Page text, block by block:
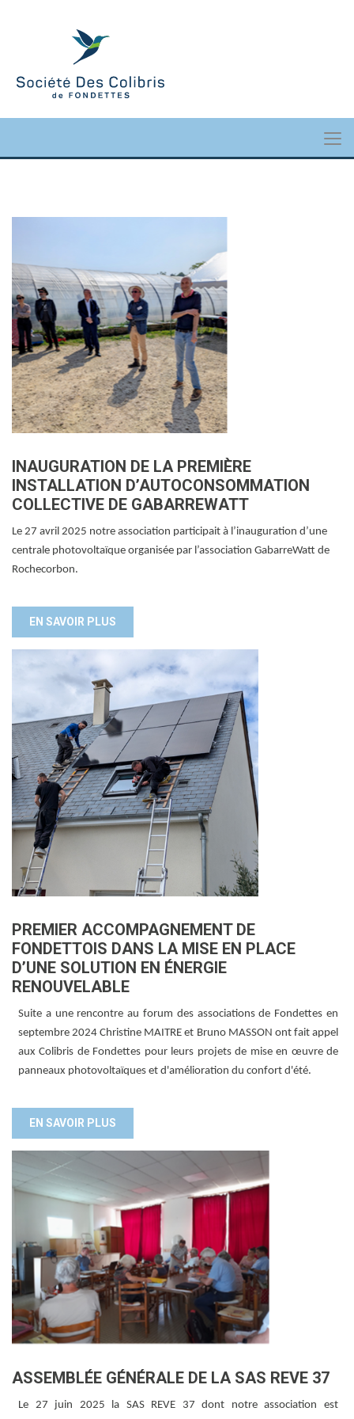
INAUGURATION DE LA PREMIÈRE
INSTALLATION D’AUTOCONSOMMATION
COLLECTIVE DE GABARREWATT
Le 27 avril 2025 notre association participait à l’inauguration d’une
centrale photovoltaïque organisée par l’association GabarreWatt de
Rochecorbon.
EN SAVOIR PLUS
PREMIER ACCOMPAGNEMENT DE
FONDETTOIS DANS LA MISE EN PLACE
D’UNE SOLUTION EN ÉNERGIE
RENOUVELABLE
Suite a une rencontre au forum des associations de Fondettes en
septembre 2024 Christine MAITRE et Bruno MASSON ont fait appel
aux Colibris de Fondettes pour leurs projets de mise en œuvre de
panneaux photovoltaïques et d'amélioration du confort d'été.
EN SAVOIR PLUS
ASSEMBLÉE GÉNÉRALE DE LA SAS REVE 37
Le 27 juin 2025 la SAS REVE 37 dont notre association est